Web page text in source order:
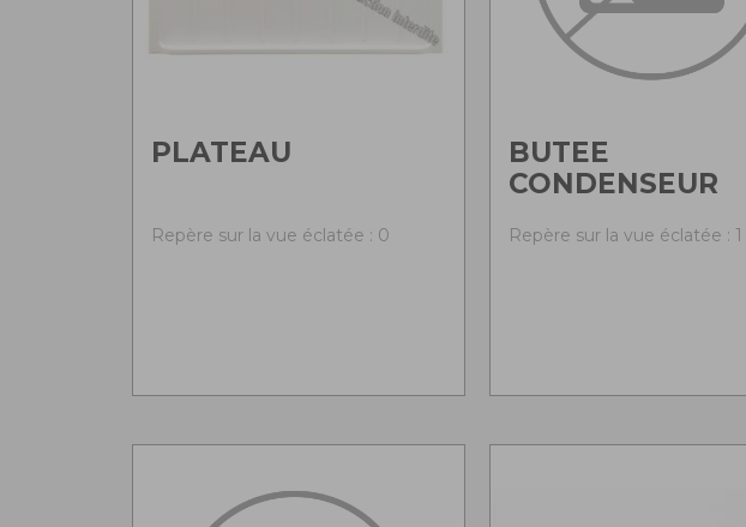
PLATEAU
Repère sur la vue éclatée : 0
BUTEE
CONDENSEUR
Repère sur la vue éclatée : 1